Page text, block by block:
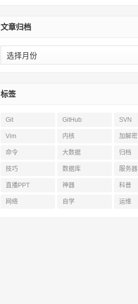
文章归档
文
章
标签
Git GitHub SVN
Vim 内核 加解密
命令 大数据 归档
技巧 数据库 服务器
直播PPT 神器 科普
网络 自学 运维